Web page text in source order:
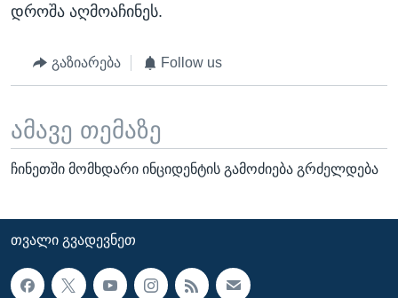
დროშა აღმოაჩინეს.
გაზიარება Follow us
ამავე თემაზე
ჩინეთში მომხდარი ინციდენტის გამოძიება გრძელდება
ᲗᲕᲐᲚᲘ ᲒᲕᲐᲓᲔᲕᲜᲔᲗ